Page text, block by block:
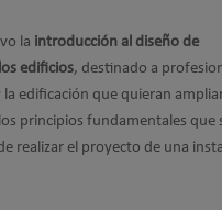
la introducción al diseño de
edificios, destinado a
edificación que quieran
principios fundamentales que
realizar el proyecto de una